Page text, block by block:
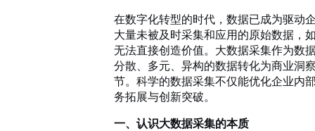
在数字化转型的时代，数据已成为驱动
大量未被及时采集和应用的原始数据，
无法直接创造价值。大数据采集作为数
分散、多元、异构的数据转化为商业洞
节。科学的数据采集不仅能优化企业内
务拓展与创新突破。
一、认识大数据采集的本质